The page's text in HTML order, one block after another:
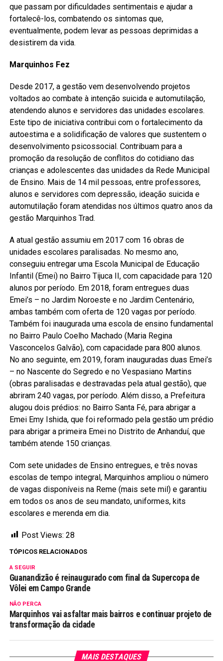
que passam por dificuldades sentimentais e ajudar a
fortalecê-los, combatendo os sintomas que,
eventualmente, podem levar as pessoas deprimidas a
desistirem da vida.
Marquinhos Fez
Desde 2017, a gestão vem desenvolvendo projetos
voltados ao combate à intenção suicida e automutilação,
atendendo alunos e servidores das unidades escolares.
Este tipo de iniciativa contribui com o fortalecimento da
autoestima e a solidificação de valores que sustentem o
desenvolvimento psicossocial. Contribuam para a
promoção da resolução de conflitos do cotidiano das
crianças e adolescentes das unidades da Rede Municipal
de Ensino. Mais de 14 mil pessoas, entre professores,
alunos e servidores com depressão, ideação suicida e
automutilação foram atendidas nos últimos quatro anos da
gestão Marquinhos Trad.
A atual gestão assumiu em 2017 com 16 obras de
unidades escolares paralisadas. No mesmo ano,
conseguiu entregar uma Escola Municipal de Educação
Infantil (Emei) no Bairro Tijuca II, com capacidade para 120
alunos por período. Em 2018, foram entregues duas
Emei’s – no Jardim Noroeste e no Jardim Centenário,
ambas também com oferta de 120 vagas por período.
Também foi inaugurada uma escola de ensino fundamental
no Bairro Paulo Coelho Machado (Maria Regina
Vasconcelos Galvão), com capacidade para 800 alunos.
No ano seguinte, em 2019, foram inauguradas duas Emei’s
– no Nascente do Segredo e no Vespasiano Martins
(obras paralisadas e destravadas pela atual gestão), que
abriram 240 vagas, por período. Além disso, a Prefeitura
alugou dois prédios: no Bairro Santa Fé, para abrigar a
Emei Emy Ishida, que foi reformado pela gestão um prédio
para abrigar a primeira Emei no Distrito de Anhanduí, que
também atende 150 crianças.
Com sete unidades de Ensino entregues, e três novas
escolas de tempo integral, Marquinhos ampliou o número
de vagas disponíveis na Reme (mais sete mil) e garantiu
em todos os anos de seu mandato, uniformes, kits
escolares e merenda em dia.
Post Views: 28
TÓPICOS RELACIONADOS
A SEGUIR
Guanandizão é reinaugurado com final da Supercopa de
Vôlei em Campo Grande
NÃO PERCA
Marquinhos vai asfaltar mais bairros e continuar projeto de
transformação da cidade
MAIS DESTAQUES